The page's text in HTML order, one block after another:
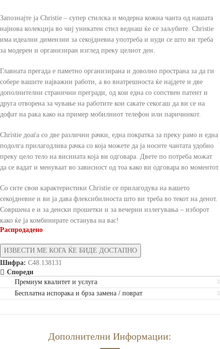
Запознајте ја Christie – супер стилска и модерна кожна чанта од нашата
најнова колекција во чиј уникатен стил веднаш ќе се заљубите. Christie
има идеални димензии за секојдневна употреба и нуди се што ви треба
за модерен и организиран изглед преку целиот ден.
Главната прегада е паметно организирана и доволно пространа за да ги
собере вашите најважни работи, а во внатрешноста ќе најдете и две
дополнителни странични прегради, од кои една со сопствен патент и
друга отворена за чување на работите кои сакате секогаш да ви се на
дофат на рака како на пример мобилниот телефон или паричникот.
Christie доаѓа со две различни рачки, една пократка за преку рамо и една
подолга прилагодлива рачка со која можете да ја носите чантата удобно
преку цело тело на висината која ви одговара. Двете по потреба можат
да се вадат и менуваат во зависност од тоа како ви одговара во моментот.
Со сите свои карактеристики Christie се прилагодува на вашето
секојдневие и ви ја дава флексибилноста што ви треба во текот на денот.
Совршена е и за денски прошетки и за вечерни излегувања – изборот
како ќе ја комбинирате останува на вас!
Распродадено
Шифра: C48.138131
Спореди
Премиум квалитет и услуга
Бесплатна испорака и брза замена / поврат
Дополнителни Информации: